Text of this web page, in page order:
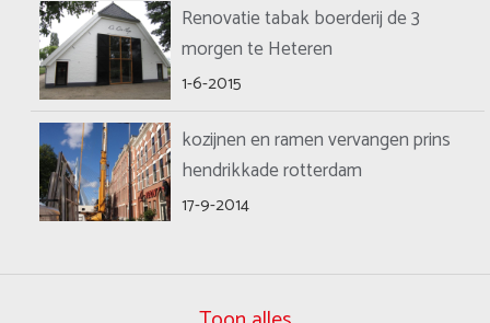
Renovatie tabak boerderij de 3
morgen te Heteren
1-6-2015
kozijnen en ramen vervangen prins
hendrikkade rotterdam
17-9-2014